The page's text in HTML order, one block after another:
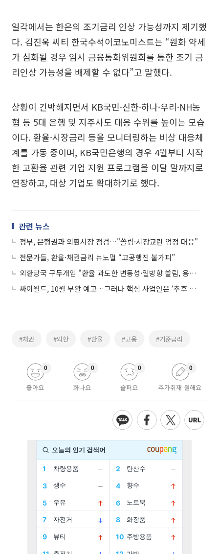
일각에서는 한은의 조기금리 인상 가능성까지 제기했
다. 김진욱 씨티 한국수석이코노미스트는 “원화 약세
가 심화될 경우 임시 금융통화위원회를 통한 조기 금
리인상 가능성을 배제할 수 없다”고 말했다.
상황이 긴박해지면서 KB국민·신한·하나·우리·NH농
협 등 5대 은행 및 지주사도 대응 수위를 높이는 모습
이다. 환율·시장금리 등을 모니터링하는 비상 대응체
계를 가동 중이며, KB국민은행의 경우 4월부터 시작
한 고환율 관련 기업 지원 프로그램을 이달 말까지로
연장하고, 대상 기업도 확대하기로 했다.
관련 뉴스
정부, 은행권과 외환시장 점검…"쏠림·시장교란 엄정 대응"
전문가들, 환율·채권금리 뉴노멀 “고공행진 불가피”
외환당국 구두개입 "환율 과도한 변동성·일방향 쏠림, 용인 않고 강력 대응"
싸이월드, 10월 부활 예고…그러나 핵심 사업안은 ‘추후 공개’
#채권 #외환 #환율 #고용 #기준금리
좋아요
0
화나요
0
슬퍼요
0
추가취재 원해요
0